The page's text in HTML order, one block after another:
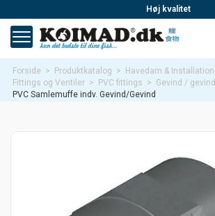
Høj kvalitet
Forside > Produktkatalog > Havedam & Installation
Fittings og Ventiler > PVC fittings > Gevind / gevind
PVC Samlemuffe indv. Gevind/Gevind